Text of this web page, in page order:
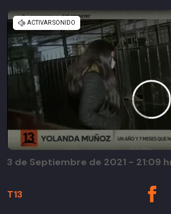
T13
3 de Septiembre de 2021 - 21:09